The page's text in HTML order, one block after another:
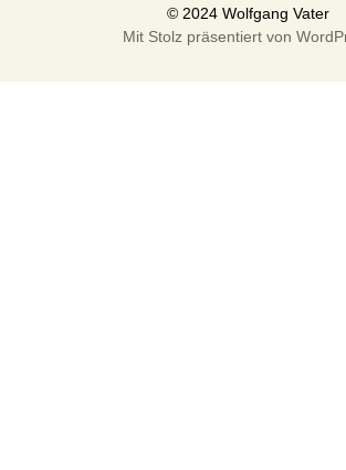
Mit Stolz präsentiert von